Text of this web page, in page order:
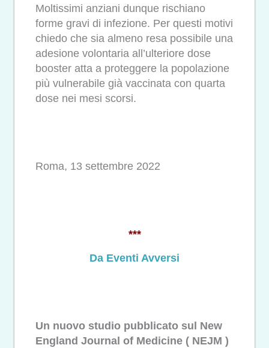
Moltissimi anziani dunque rischiano
forme gravi di infezione. Per questi motivi
chiedo che sia almeno resa possibile una
adesione volontaria all’ulteriore dose
booster atta a proteggere la popolazione
più vulnerabile già vaccinata con quarta
dose nei mesi scorsi.
Roma, 13 settembre 2022
***
Da Eventi Avversi
Un nuovo studio pubblicato sul New
England Journal of Medicine ( NEJM )